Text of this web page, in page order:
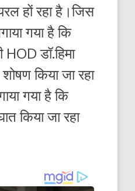
हों रहा है।जिस
गया है कि
HOD डॉ.हिमा
शोषण किया जा रहा
गया है कि
किया जा रहा